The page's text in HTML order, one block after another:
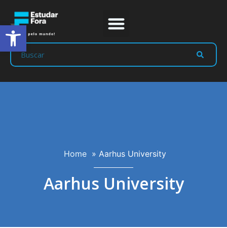
Home » Aarhus University
Aarhus University
Abrir a barra de ferramentas